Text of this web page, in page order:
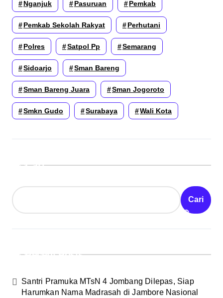
Nganjuk Pasuruan Pemkab
Pemkab Sekolah Rakyat Perhutani
Polres Satpol Pp Semarang
Sidoarjo Sman Bareng
Sman Bareng Juara Sman Jogoroto
Smkn Gudo Surabaya Wali Kota
Cari
Cari
Recent Posts
Santri Pramuka MTsN 4 Jombang Dilepas, Siap
Harumkan Nama Madrasah di Jambore Nasional